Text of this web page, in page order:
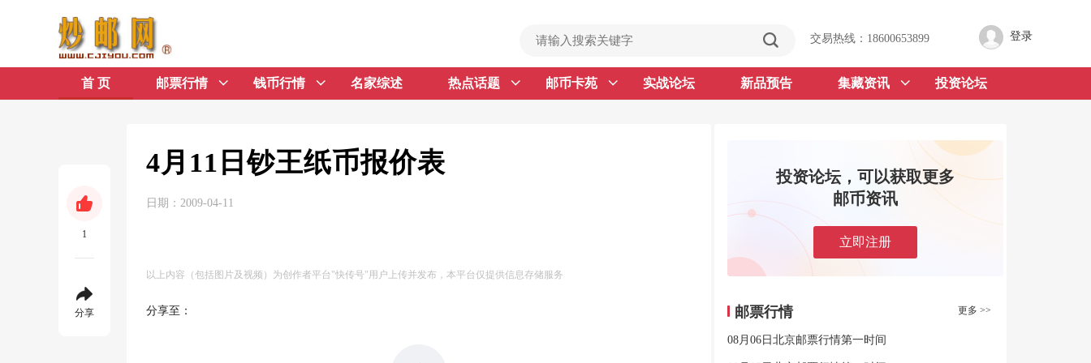
登录
交易热线：18600653899
首 页
实战论坛
首 页 邮票行情 钱币行情 名家综述 热点话题 邮币卡苑 实战论坛 新品预告 集藏资讯 投资论坛
1
分享
4月11日钞王纸币报价表
日期：2009-04-11
以上内容（包括图片及视频）为创作者平台"快传号"用户上传并发布，本平台仅提供信息存储服务
分享至：
投资论坛，可以获取更多
邮币资讯
立即注册
邮票行情 更多 >>
08月06日北京邮票行情第一时间